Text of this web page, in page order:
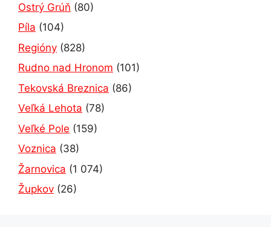
Ostrý Grúň (80)
Píla (104)
Regióny (828)
Rudno nad Hronom (101)
Tekovská Breznica (86)
Veľká Lehota (78)
Veľké Pole (159)
Voznica (38)
Žarnovica (1 074)
Župkov (26)